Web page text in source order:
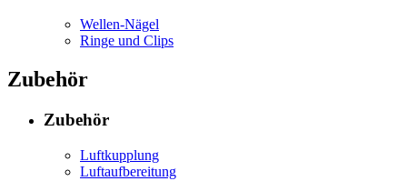
Wellen-Nägel
Ringe und Clips
Zubehör
Zubehör
Luftkupplung
Luftaufbereitung